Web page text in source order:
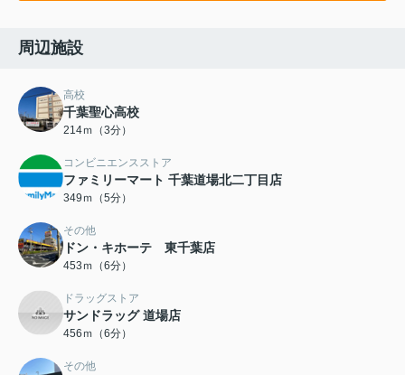
周辺施設
高校
千葉聖心高校
214ｍ（3分）
コンビニエンスストア
ファミリーマート 千葉道場北二丁目店
349ｍ（5分）
その他
ドン・キホーテ 東千葉店
453ｍ（6分）
ドラッグストア
サンドラッグ 道場店
456ｍ（6分）
その他